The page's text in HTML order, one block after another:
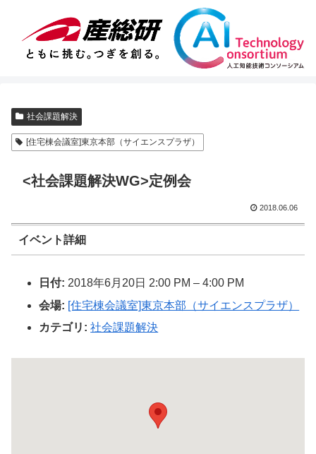
社会課題解決
[住宅棟会議室]東京本部（サイエンスプラザ）
<社会課題解決WG>定例会
2018.06.06
イベント詳細
日付: 2018年6月20日 2:00 PM –4:00 PM
会場: [住宅棟会議室]東京本部（サイエンスプラザ）
カテゴリ: 社会課題解決